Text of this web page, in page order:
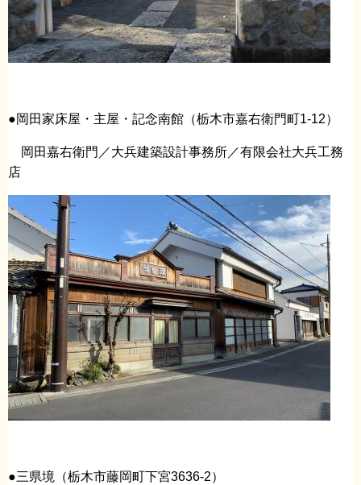
●岡田家床屋・主屋・記念南館（栃木市嘉右衛門町1-12）
岡田嘉右衛門／大兵建築設計事務所／有限会社大兵工務
店
●三県境（栃木市藤岡町下宮3636-2）